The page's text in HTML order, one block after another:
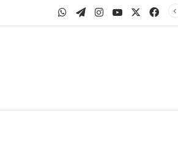
فيسبوك‫YouTubeانستقرام
تيلقرامواتساب